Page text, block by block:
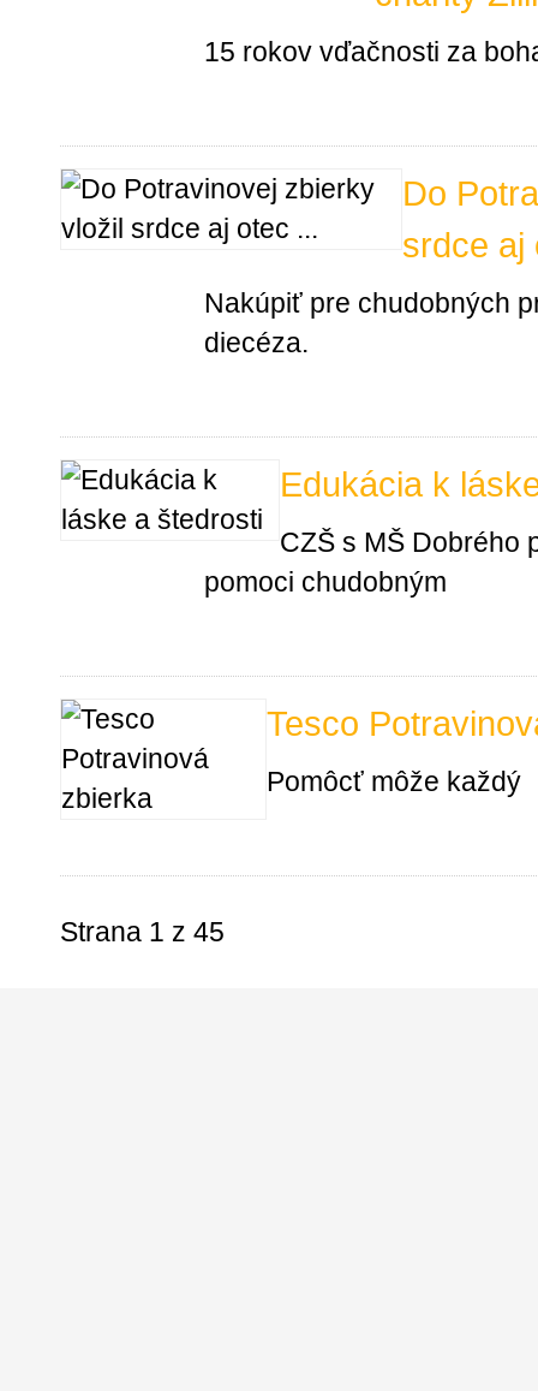
15 rokov vďačnosti za
Do
srdce aj
Nakúpiť pre chudobných
diecéza.
Edukácia k
CZŠ s MŠ Dobrého
pomoci chudobným
Tesco
Pomôcť môže každý
Strana 1 z 45